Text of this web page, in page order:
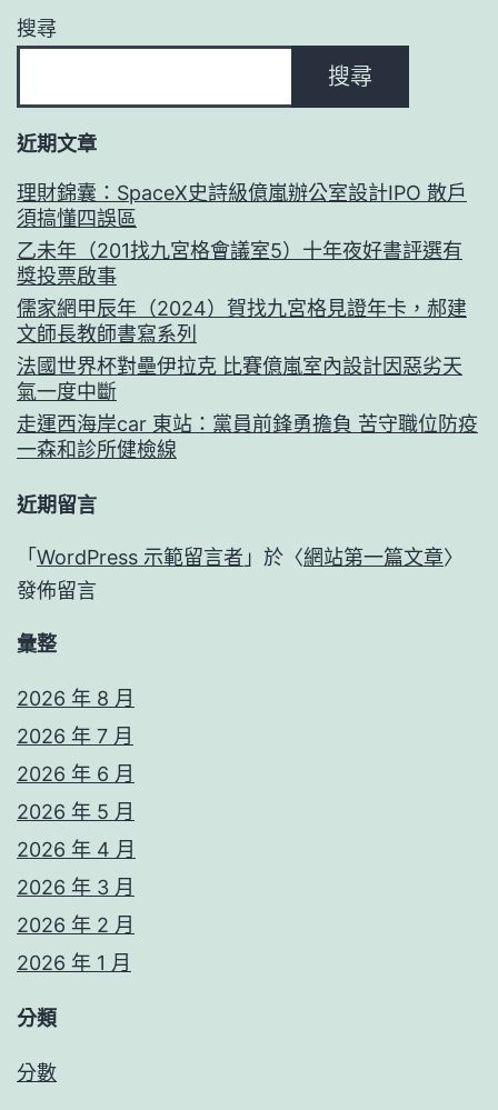
搜尋
搜尋
近期文章
理財錦囊：SpaceX史詩級億嵐辦公室設計IPO 散戶
須搞懂四誤區
乙未年（201找九宮格會議室5）十年夜好書評選有
獎投票啟事
儒家網甲辰年（2024）賀找九宮格見證年卡，郝建
文師長教師書寫系列
法國世界杯對壘伊拉克 比賽億嵐室內設計因惡劣天
氣一度中斷
走運西海岸car 東站：黨員前鋒勇擔負 苦守職位防疫
一森和診所健檢線
近期留言
「WordPress 示範留言者 」於〈網站第一篇文章〉
發佈留言
彙整
2026 年 8 月
2026 年 7 月
2026 年 6 月
2026 年 5 月
2026 年 4 月
2026 年 3 月
2026 年 2 月
2026 年 1 月
分類
分數